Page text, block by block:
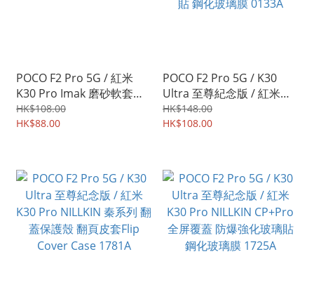
POCO F2 Pro 5G / 紅米
K30 Pro Imak 磨砂軟套
UC-1系列 保護軟套 手機軟
殼Case 3938A
HK$108.00
HK$88.00
POCO F2 Pro 5G / K30
Ultra 至尊紀念版 / 紅米
K30 Pro NILLKIN XD
CP+Max 全屏覆蓋強化玻璃
HK$148.00
HK$108.00